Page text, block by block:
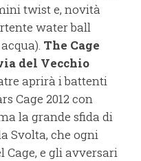
twist e, novità
water ball
The Cage
del Vecchio
aprirà i battenti
Cage 2012 con
la grande sfida di
Svolta, che ogni
Cage, e gli avversari